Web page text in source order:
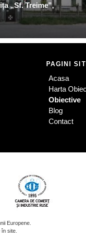
„Sf. Treime”,
PAGINI
Acasa
Harta
Obiective
Blog
Contact
Europene.
site.